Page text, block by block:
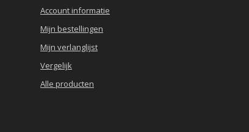
Account informatie
Mijn bestellingen
Mijn verlanglijst
Vergelijk
Alle producten